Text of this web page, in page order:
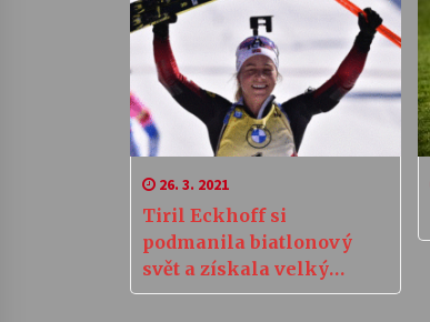
26. 3. 2021
Tiril Eckhoff si
podmanila biatlonový
svět a získala velký
křišťálový globus